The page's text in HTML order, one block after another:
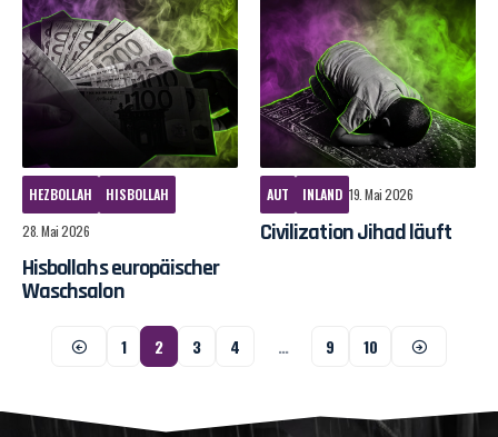
HEZBOLLAH
HISBOLLAH
28. Mai 2026
Hisbollahs europäischer
Waschsalon
AUT INLAND 19. Mai 2026
Civilization Jihad läuft
1 2 3 4 … 9 10